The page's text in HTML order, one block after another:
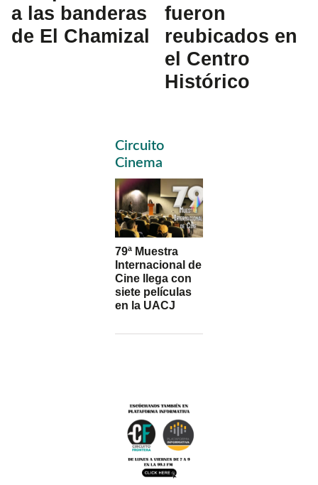
a las banderas
de El Chamizal
fueron
reubicados en
el Centro
Histórico
Primary
Sidebar
Circuito
Cinema
79ª Muestra
Internacional de
Cine llega con
siete películas
en la UACJ